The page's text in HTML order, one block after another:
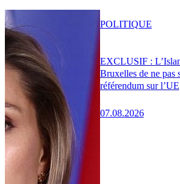
EXCLUSIF :
Bruxelles de ne pas
référendum sur l’UE
07.08.2026
POLITIQUE